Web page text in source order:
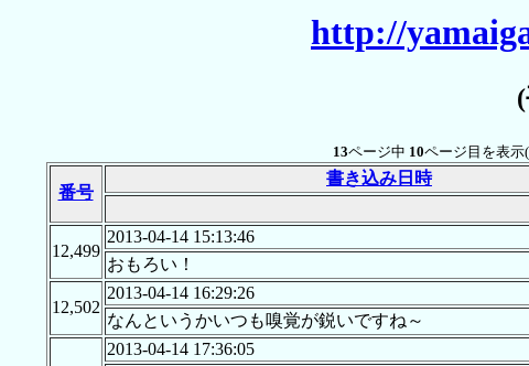
http://
13ページ中 10ページ目を表示
番号
書き込み日時
12,499
2013-04-14 15:13:46
おもろい！
12,502
2013-04-14 16:29:26
なんというかいつも嗅覚が鋭いですね～
2013-04-14 17:36:05